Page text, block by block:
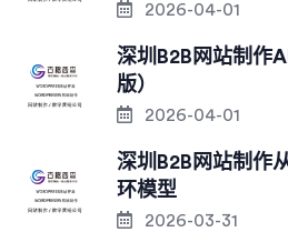
2026-04-01
深圳B2B网站制作
版）
2026-04-01
深圳B2B网站制作
环模型
2026-03-31